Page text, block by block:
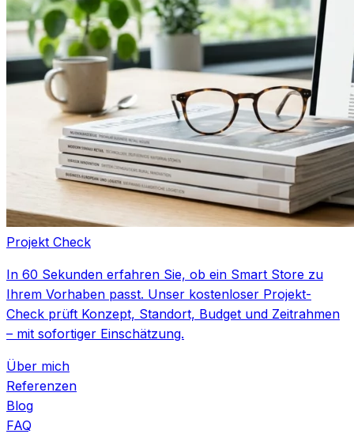
Projekt Check
In 60 Sekunden erfahren Sie, ob ein Smart Store zu
Ihrem Vorhaben passt. Unser kostenloser Projekt-
Check prüft Konzept, Standort, Budget und Zeitrahmen
– mit sofortiger Einschätzung.
Über mich
Referenzen
Blog
FAQ